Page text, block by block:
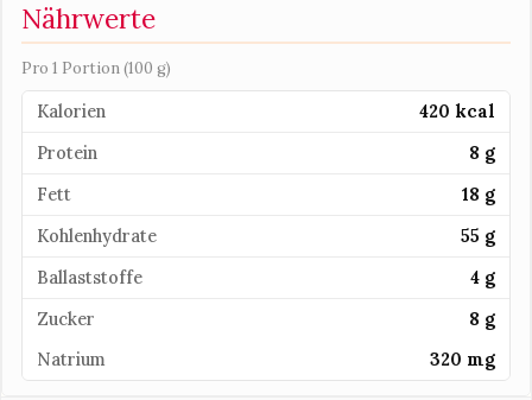
Nährwerte
Pro 1 Portion (100 g)
Kalorien
420 kcal
Protein
8 g
Fett
18 g
Kohlenhydrate
55 g
Ballaststoffe
4 g
Zucker
8 g
Natrium
320 mg